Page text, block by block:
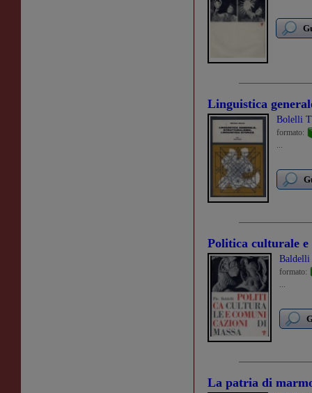
Linguistica
Bolelli
formato:
...
Politica culturale e
Baldelli
formato:
...
La patria di